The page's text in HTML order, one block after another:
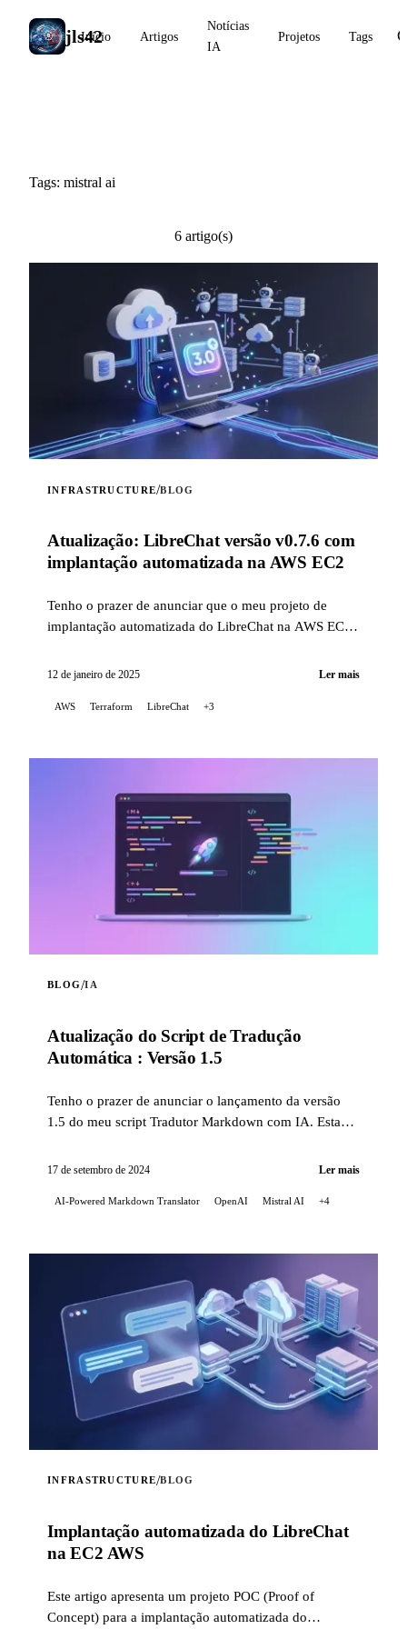
jls42
Início Artigos
Notícias
IA
Projetos Tags
Tags: mistral ai
6 artigo(s)
INFRASTRUCTURE/BLOG
Atualização: LibreChat versão v0.7.6 com
implantação automatizada na AWS EC2
Tenho o prazer de anunciar que o meu projeto de
implantação automatizada do LibreChat na AWS EC2
com as mudanças recentes na forma de instalar o
12 de janeiro de 2025 Ler mais
AWS Terraform LibreChat +3
BLOG/IA
Atualização do Script de Tradução
Automática : Versão 1.5
Tenho o prazer de anunciar o lançamento da versão
1.5 do meu script Tradutor Markdown com IA. Esta
17 de setembro de 2024 Ler mais
AI-Powered Markdown Translator OpenAI Mistral AI +4
INFRASTRUCTURE/BLOG
Implantação automatizada do LibreChat
na EC2 AWS
Este artigo apresenta um projeto POC (Proof of
Concept) para a implantação automatizada do